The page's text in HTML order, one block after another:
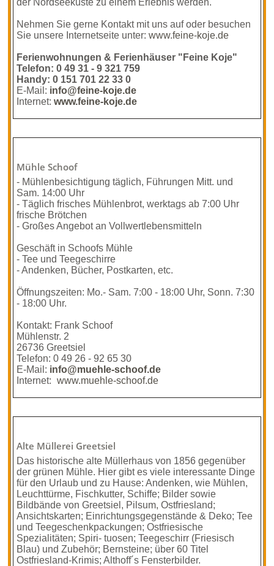
der Nordseeküste zu einem Erlebnis werden.
Nehmen Sie gerne Kontakt mit uns auf oder besuchen
Sie unsere Internetseite unter:www.feine-koje.de
Ferienwohnungen & Ferienhäuser "Feine Koje"
Telefon: 0 49 31 - 9 321 759
Handy: 0 151 701 22 33 0
E-Mail: info@feine-koje.de
Internet:www.feine-koje.de
Mühle Schoof
- Mühlenbesichtigung täglich, Führungen Mitt. und
Sam. 14:00 Uhr
- Täglich frisches Mühlenbrot, werktags ab 7:00 Uhr
frische Brötchen
- Großes Angebot an Vollwertlebensmitteln
Geschäft in Schoofs Mühle
- Tee und Teegeschirre
- Andenken, Bücher, Postkarten, etc.
Öffnungszeiten: Mo.- Sam. 7:00 - 18:00 Uhr, Sonn. 7:30
- 18:00 Uhr.
Kontakt: Frank Schoof
Mühlenstr. 2
26736 Greetsiel
Telefon: 0 49 26 - 92 65 30
E-Mail: info@muehle-schoof.de
Internet:
www.muehle-schoof.de
Alte Müllerei Greetsiel
Das historische alte Müllerhaus von 1856 gegenüber
der grünen Mühle. Hier gibt es viele interessante Dinge
für den Urlaub und zu Hause: Andenken, wie Mühlen,
Leuchttürme, Fischkutter, Schiffe; Bilder sowie
Bildbände von Greetsiel, Pilsum, Ostfriesland;
Ansichtskarten; Einrichtungsgegenstände & Deko; Tee
und Teegeschenkpackungen; Ostfriesische
Spezialitäten; Spiri- tuosen; Teegeschirr (Friesisch
Blau) und Zubehör; Bernsteine; über 60 Titel
Ostfriesland-Krimis; Althoff´s Fensterbilder.